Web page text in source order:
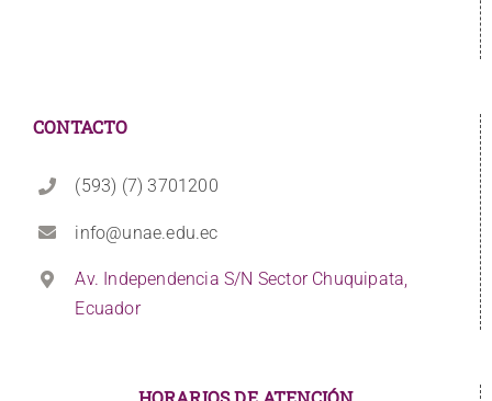
CONTACTO
(593) (7) 3701200
info@unae.edu.ec
Av. Independencia S/N Sector Chuquipata,
Ecuador